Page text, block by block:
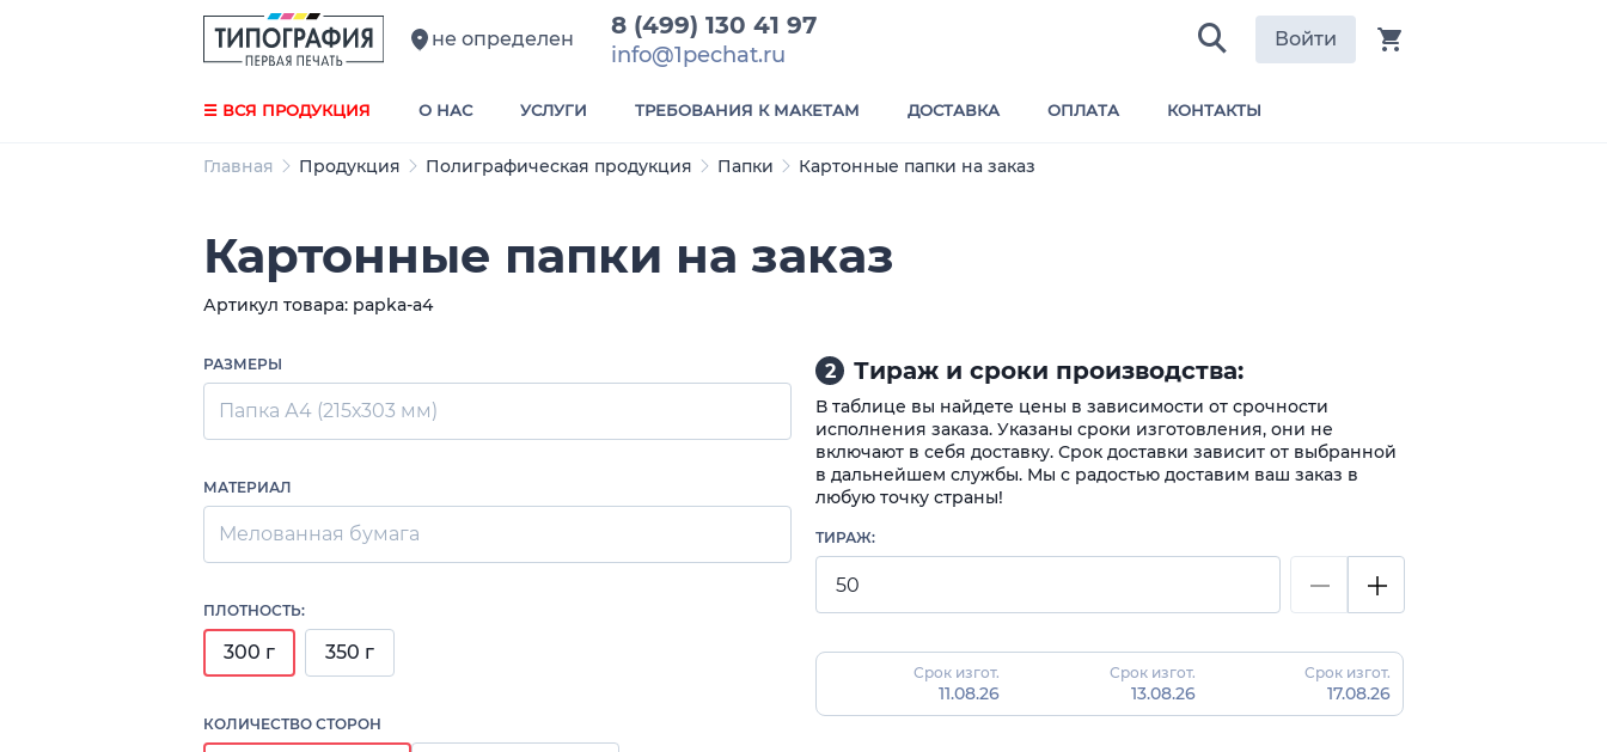
не определен 8 (499) 130 41 97
info@1pechat.ru
Войти
☰ ВСЯ ПРОДУКЦИЯ О НАС УСЛУГИ ТРЕБОВАНИЯ К МАКЕТАМ ДОСТАВКА ОПЛАТА КОНТАКТЫ
Главная Продукция Полиграфическая продукция Папки Картонные папки на заказ
Картонные папки на заказ
Артикул товара: papka-a4
РАЗМЕРЫ
Папка А4 (215х303 мм)
МАТЕРИАЛ
Мелованная бумага
ПЛОТНОСТЬ:
300 г 350 г
КОЛИЧЕСТВО СТОРОН
2 Тираж и сроки производства:
В таблице вы найдете цены в зависимости от срочности
исполнения заказа. Указаны сроки изготовления, они не
включают в себя доставку. Срок доставки зависит от выбранной
в дальнейшем службы. Мы с радостью доставим ваш заказ в
любую точку страны!
ТИРАЖ:
Срок изгот.
11.08.26
Срок изгот.
13.08.26
Срок изгот.
17.08.26